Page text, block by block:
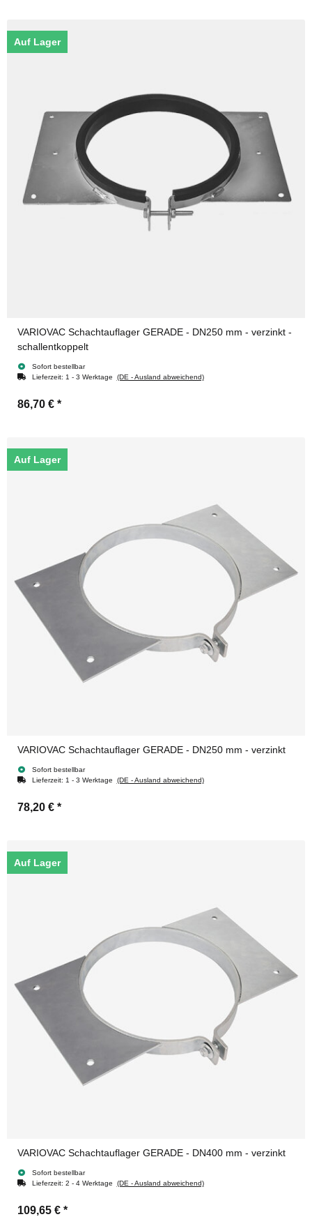
Auf Lager
VARIOVAC Schachtauflager GERADE - DN250 mm - verzinkt -
schallentkoppelt
Sofort bestellbar
Lieferzeit: 1 - 3 Werktage (DE - Ausland abweichend)
86,70 € *
Auf Lager
VARIOVAC Schachtauflager GERADE - DN250 mm - verzinkt
Sofort bestellbar
Lieferzeit: 1 - 3 Werktage (DE - Ausland abweichend)
78,20 € *
Auf Lager
VARIOVAC Schachtauflager GERADE - DN400 mm - verzinkt
Sofort bestellbar
Lieferzeit: 2 - 4 Werktage (DE - Ausland abweichend)
109,65 € *